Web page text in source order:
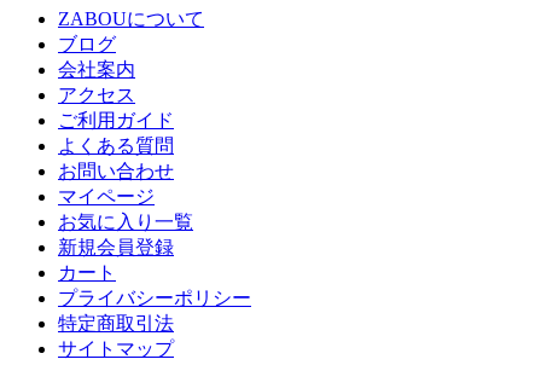
ZABOUについて
ブログ
会社案内
アクセス
ご利用ガイド
よくある質問
お問い合わせ
マイページ
お気に入り一覧
新規会員登録
カート
プライバシーポリシー
特定商取引法
サイトマップ